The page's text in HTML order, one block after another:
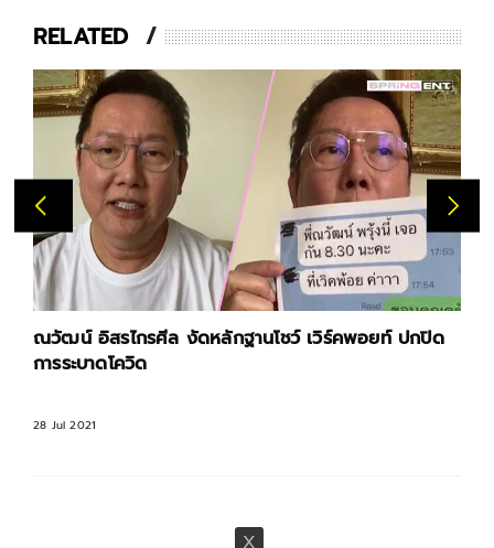
RELATED
ณวัฒน์ อิสรไกรศีล งัดหลักฐานโชว์ เวิร์คพอยท์ ปกปิด
การระบาดโควิด
28 Jul 2021